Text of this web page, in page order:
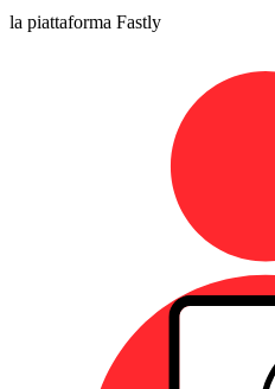
la piattaforma Fastly